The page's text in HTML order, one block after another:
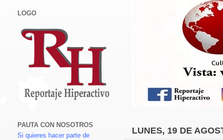
LUNES, 19 DE
LOGO
PAUTA CON NOSOTROS
Si quieres hacer parte de